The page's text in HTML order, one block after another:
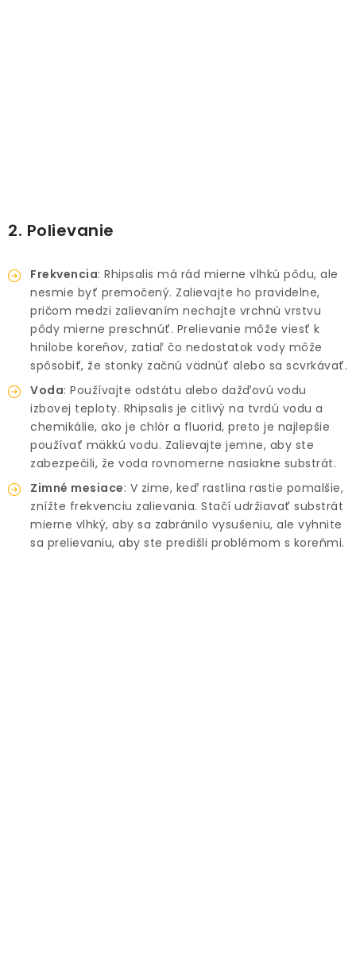
2. Polievanie
Frekvencia: Rhipsalis má rád mierne vlhkú pôdu, ale
nesmie byť premočený. Zalievajte ho pravidelne,
pričom medzi zalievaním nechajte vrchnú vrstvu
pôdy mierne preschnúť. Prelievanie môže viesť k
hnilobe koreňov, zatiaľ čo nedostatok vody môže
spôsobiť, že stonky začnú vädnúť alebo sa scvrkávať.
Voda: Používajte odstátu alebo dažďovú vodu
izbovej teploty. Rhipsalis je citlivý na tvrdú vodu a
chemikálie, ako je chlór a fluorid, preto je najlepšie
používať mäkkú vodu. Zalievajte jemne, aby ste
zabezpečili, že voda rovnomerne nasiakne substrát.
Zimné mesiace: V zime, keď rastlina rastie pomalšie,
znížte frekvenciu zalievania. Stačí udržiavať substrát
mierne vlhký, aby sa zabránilo vysušeniu, ale vyhnite
sa prelievaniu, aby ste predišli problémom s koreňmi.